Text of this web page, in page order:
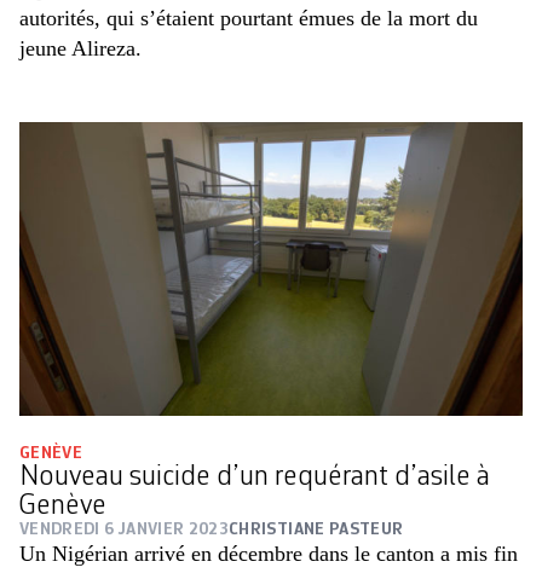
autorités, qui s’étaient pourtant émues de la mort du
jeune Alireza.
GENÈVE
Nouveau suicide d’un requérant d’asile à
Genève
VENDREDI 6 JANVIER 2023CHRISTIANE PASTEUR
Un Nigérian arrivé en décembre dans le canton a mis fin